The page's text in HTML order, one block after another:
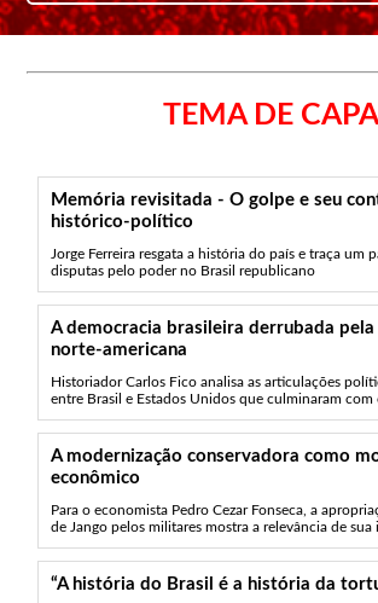
TEMA DE CAPA
Memória revisitada - O golpe e seu
histórico-político
Jorge Ferreira resgata a história do país e traça um
disputas pelo poder no Brasil republicano
A democracia brasileira derrubada pela
norte-americana
Historiador Carlos Fico analisa as articulações
entre Brasil e Estados Unidos que culminaram com
A modernização conservadora como
econômico
Para o economista Pedro Cezar Fonseca, a
de Jango pelos militares mostra a relevância de sua
“A história do Brasil é a história da